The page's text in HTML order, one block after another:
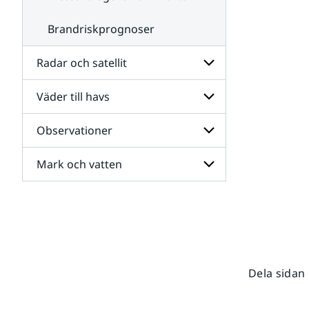
Brandriskprognoser
Radar och satellit
Undersidor
för
Radar
och
satellit
Väder till havs
Undersidor
för
Väder
till
havs
Observationer
Undersidor
för
Mark och vatten
Dela sidan